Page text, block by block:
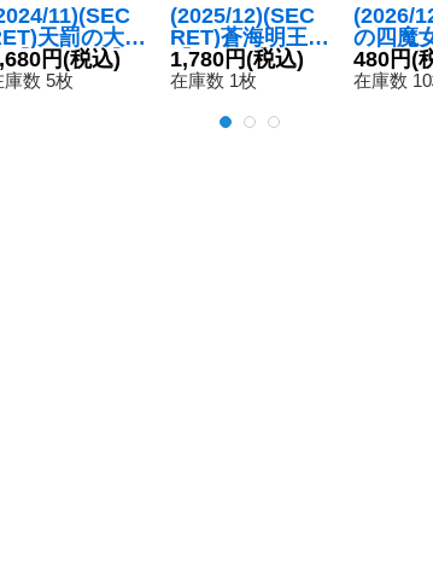
11)(SEC
天罰の大天
【XX-SEC】
XX02}
円(税込)
庫数 5枚
(2025/12)(SEC
RET)蒼海明王X
【X-SEC】{BS
C48-X06}《青》
1,780円(税込)
在庫数 1枚
(2026/
の四魔
ム・サ
【CP】
480円(
在庫数